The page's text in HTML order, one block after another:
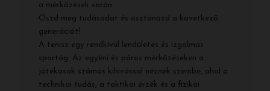
a mérkőzések során.
Oszd meg tudásodat és ösztönözd a következő
generációt!
A tenisz egy rendkívül lendületes és izgalmas
sportág. Az egyéni és páros mérkőzéseken a
játékosok számos kihívással néznek szembe, ahol a
technikai tudás, a taktikai érzék és a fizikai